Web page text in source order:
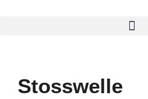
Stosswelle